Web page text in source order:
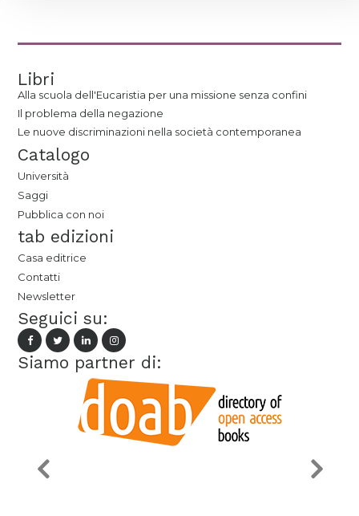
Libri
Alla scuola dell'Eucaristia per una missione senza confini
Il problema della negazione
Le nuove discriminazioni nella società contemporanea
Catalogo
Università
Saggi
Pubblica con noi
tab edizioni
Casa editrice
Contatti
Newsletter
Seguici su:
Siamo partner di: